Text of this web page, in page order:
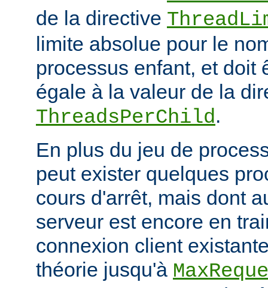
de la directive
limite absolue pour le
processus enfant, et doit
égale à la valeur de la
ThreadsPerChild.
En plus du jeu de
peut exister quelques
cours d'arrêt, mais dont
serveur est encore en
connexion client
théorie jusqu'à